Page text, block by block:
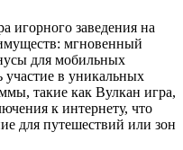
игорного заведения на
мгновенный
для мобильных
участие в уникальных
такие как Вулкан игра,
к интернету, что
для путешествий или зон